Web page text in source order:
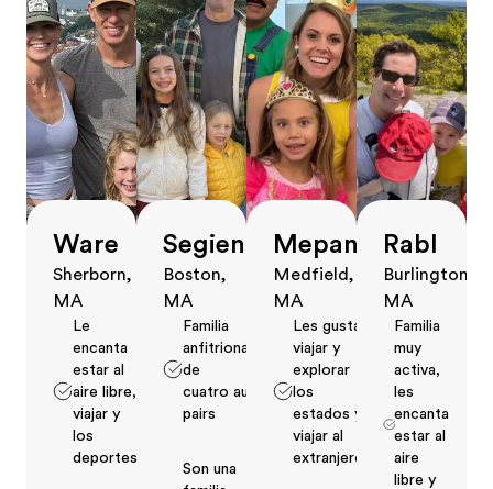
Ware
Sherborn,
MA
Le
encanta
estar al
aire libre,
viajar y
los
deportes.
Segien
Boston,
MA
Familia
anfitriona
de
cuatro au
pairs
Son una
Mepani
Medfield,
MA
Les gusta
viajar y
explorar
los
estados y
viajar al
extranjero.
Rabl
Burlington,
MA
Familia
muy
activa,
les
encanta
estar al
aire
libre y